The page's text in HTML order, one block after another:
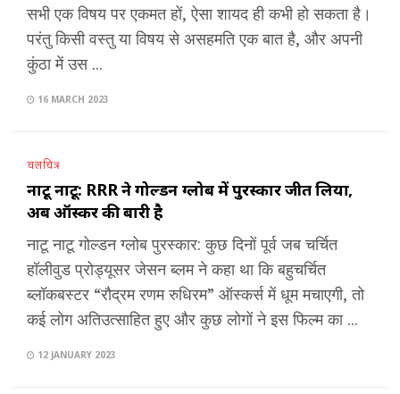
सभी एक विषय पर एकमत हों, ऐसा शायद ही कभी हो सकता है।
परंतु किसी वस्तु या विषय से असहमति एक बात है, और अपनी
कुंठा में उस ...
16 MARCH 2023
चलचित्र
नाटू नाटू: RRR ने गोल्डन ग्लोब में पुरस्कार जीत लिया,
अब ऑस्कर की बारी है
नाटू नाटू गोल्डन ग्लोब पुरस्कार: कुछ दिनों पूर्व जब चर्चित
हॉलीवुड प्रोड्यूसर जेसन ब्लम ने कहा था कि बहुचर्चित
ब्लॉकबस्टर “रौद्रम रणम रुधिरम” ऑस्कर्स में धूम मचाएगी, तो
कई लोग अतिउत्साहित हुए और कुछ लोगों ने इस फिल्म का ...
12 JANUARY 2023